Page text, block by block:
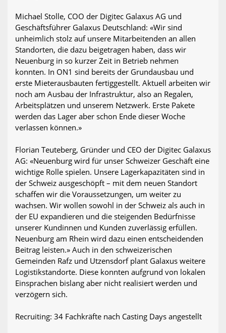
Michael Stolle, COO der Digitec Galaxus AG und
Geschäftsführer Galaxus Deutschland: «Wir sind
unheimlich stolz auf unsere Mitarbeitenden an allen
Standorten, die dazu beigetragen haben, dass wir
Neuenburg in so kurzer Zeit in Betrieb nehmen
konnten. In ON1 sind bereits der Grundausbau und
erste Mieterausbauten fertiggestellt. Aktuell arbeiten wir
noch am Ausbau der Infrastruktur, also an Regalen,
Arbeitsplätzen und unserem Netzwerk. Erste Pakete
werden das Lager aber schon Ende dieser Woche
verlassen können.»
Florian Teuteberg, Gründer und CEO der Digitec Galaxus
AG: «Neuenburg wird für unser Schweizer Geschäft eine
wichtige Rolle spielen. Unsere Lagerkapazitäten sind in
der Schweiz ausgeschöpft – mit dem neuen Standort
schaffen wir die Voraussetzungen, um weiter zu
wachsen. Wir wollen sowohl in der Schweiz als auch in
der EU expandieren und die steigenden Bedürfnisse
unserer Kundinnen und Kunden zuverlässig erfüllen.
Neuenburg am Rhein wird dazu einen entscheidenden
Beitrag leisten.» Auch in den schweizerischen
Gemeinden Rafz und Utzensdorf plant Galaxus weitere
Logistikstandorte. Diese konnten aufgrund von lokalen
Einsprachen bislang aber nicht realisiert werden und
verzögern sich.
Recruiting: 34 Fachkräfte nach Casting Days angestellt